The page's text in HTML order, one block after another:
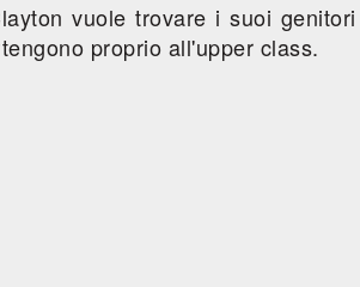
vuole trovare i suoi
proprio all'upper class.